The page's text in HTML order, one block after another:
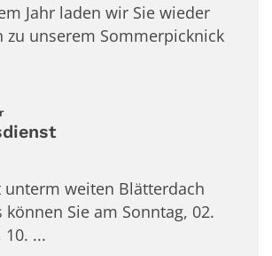
Jahr laden wir Sie wieder
zu unserem Sommerpicknick
:
unterm weiten Blätterdach
können Sie am Sonntag, 02.
10. ...